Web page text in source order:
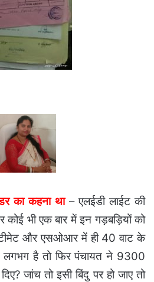
का कहना था – एलईडी लाईट की
भी एक बार में इन गड़बड़ियों को
और एसओआर में ही 40 वाट के
है तो फिर पंचायत ने 9300
जांच तो इसी बिंदु पर हो जाए तो